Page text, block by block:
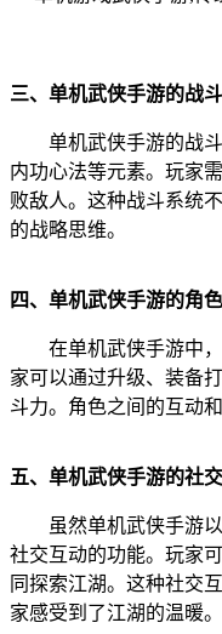
三、单机武侠手游的战
单机武侠手游的战
内功心法等元素。玩家
败敌人。这种战斗系统
的战略思维。
四、单机武侠手游的角
在单机武侠手游中
家可以通过升级、装备
斗力。角色之间的互动
五、单机武侠手游的社
虽然单机武侠手游
社交互动的功能。玩家
同探索江湖。这种社交
家感受到了江湖的温暖。